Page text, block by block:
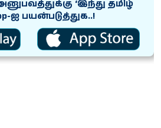
அனுபவத்துக்கு ‘இந்து தமிழ்
ஐ பயன்படுத்துக..!